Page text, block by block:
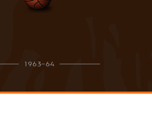
1963-64